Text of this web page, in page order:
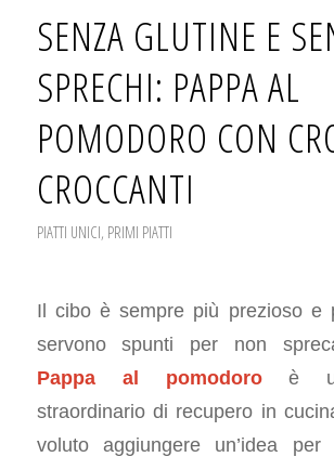
SENZA GLUTINE E
SPRECHI: PAPPA AL
POMODORO CON
CROCCANTI
PIATTI UNICI, PRIMI PIATTI
Il cibo è sempre più prezioso e
servono spunti per non
Pappa al pomodoroè un
straordinario di recupero in
voluto aggiungere un’idea per